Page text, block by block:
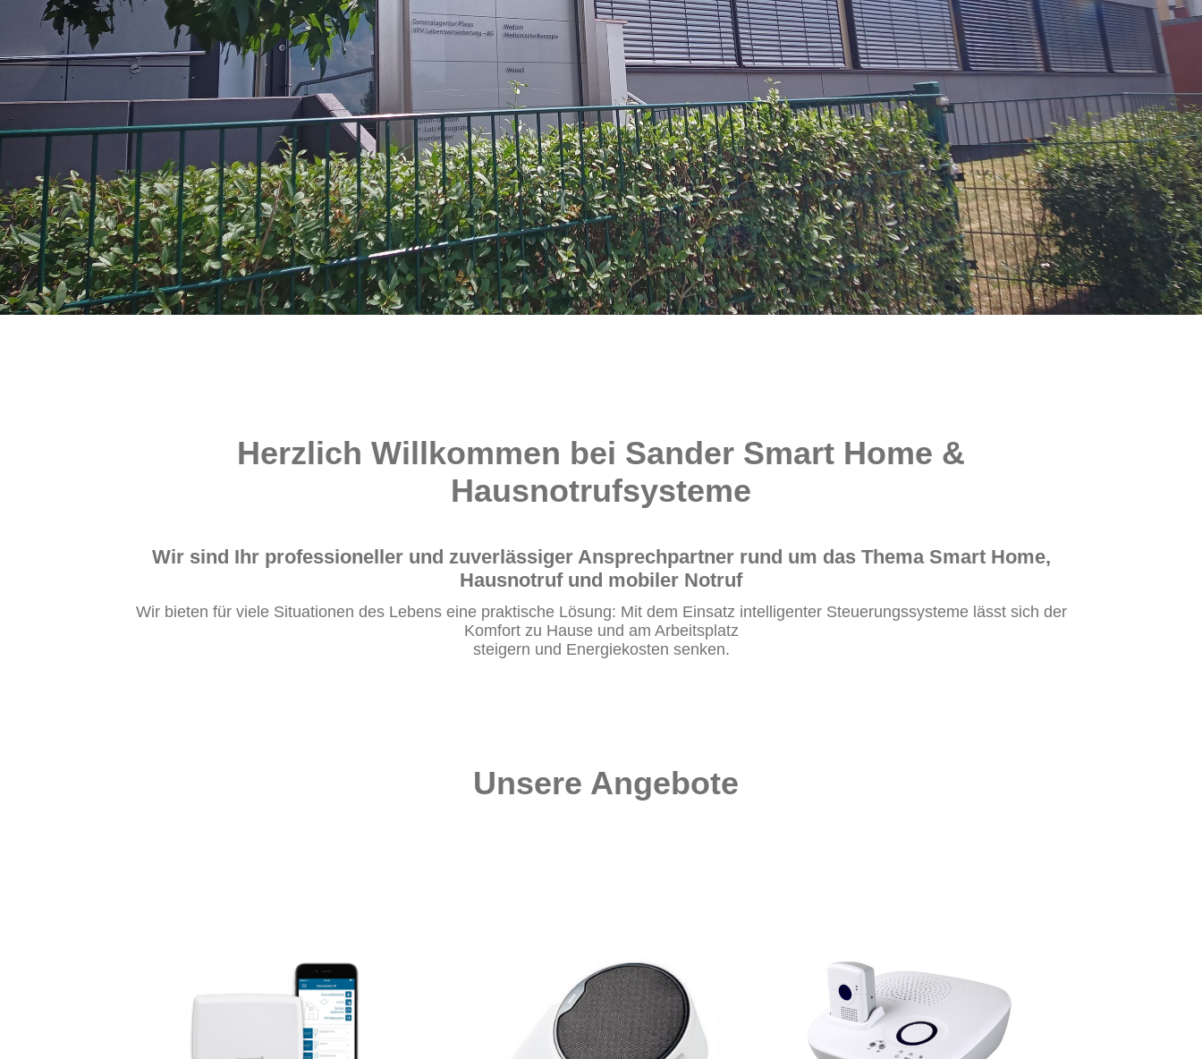
Herzlich Willkommen bei Sander Smart Home &
Hausnotrufsysteme
Wir sind Ihr professioneller und zuverlässiger Ansprechpartner rund um das Thema Smart Home,
Hausnotruf und mobiler Notruf
Wir bieten für viele Situationen des Lebens eine praktische Lösung: Mit dem Einsatz intelligenter Steuerungssysteme lässt sich der
Komfort zu Hause und am Arbeitsplatz
steigern und Energiekosten senken.
Unsere Angebote